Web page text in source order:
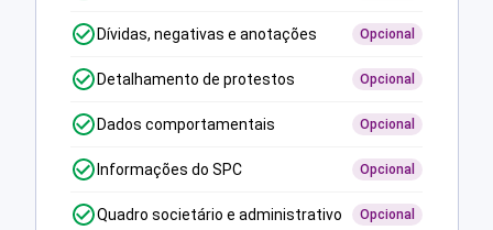
Dívidas, negativas e anotações Opcional
Detalhamento de protestos Opcional
Dados comportamentais Opcional
Informações do SPC Opcional
Quadro societário e administrativo Opcional